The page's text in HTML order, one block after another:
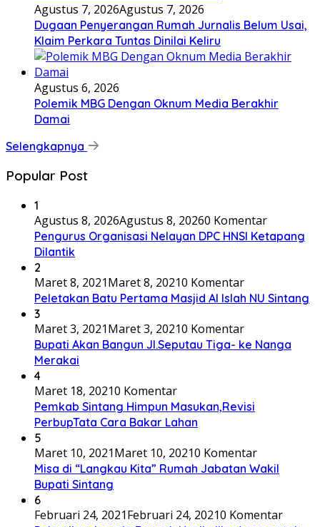
Agustus 7, 2026Agustus 7, 2026
Dugaan Penyerangan Rumah Jurnalis Belum Usai,
Klaim Perkara Tuntas Dinilai Keliru
Agustus 6, 2026
Polemik MBG Dengan Oknum Media Berakhir
Damai
Selengkapnya
Popular Post
1
Agustus 8, 2026Agustus 8, 20260 Komentar
Pengurus Organisasi Nelayan DPC HNSI Ketapang
Dilantik
2
Maret 8, 2021Maret 8, 20210 Komentar
Peletakan Batu Pertama Masjid Al Islah NU Sintang
3
Maret 3, 2021Maret 3, 20210 Komentar
Bupati Akan Bangun Jl.Seputau Tiga- ke Nanga
Merakai
4
Maret 18, 20210 Komentar
Pemkab Sintang Himpun Masukan,Revisi
PerbupTata Cara Bakar Lahan
5
Maret 10, 2021Maret 10, 20210 Komentar
Misa di “Langkau Kita” Rumah Jabatan Wakil
Bupati Sintang
6
Februari 24, 2021Februari 24, 20210 Komentar